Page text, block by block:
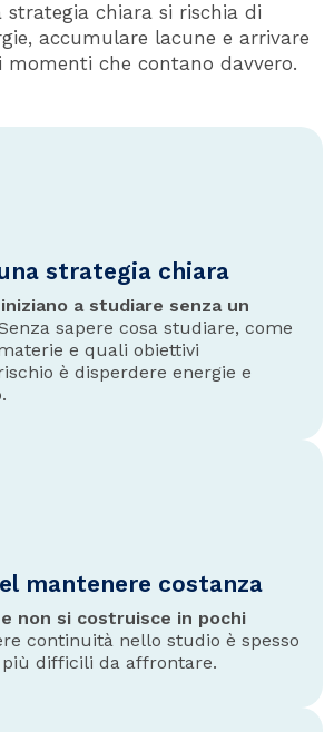
strategia chiara si rischia di
accumulare lacune e arrivare
momenti che contano davvero.
strategia chiara
a studiare senza un
sapere cosa studiare, come
e quali obiettivi
è disperdere energie e
mantenere costanza
non si costruisce in pochi
continuità nello studio è spesso
difficili da affrontare.